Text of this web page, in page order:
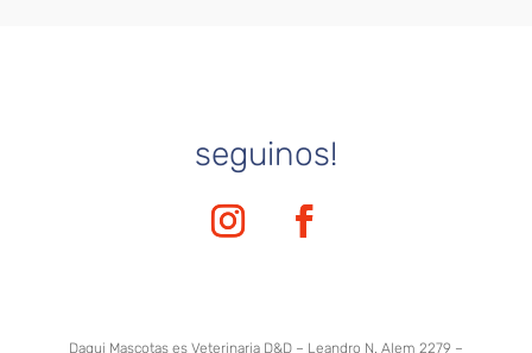
seguinos!
Daqui Mascotas es Veterinaria D&D – Leandro N. Alem 2279 –